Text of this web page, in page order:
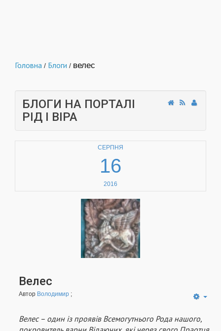
Головна / Блоги / велес
БЛОГИ НА ПОРТАЛІ
РІД І ВІРА
СЕРПНЯ
16
2016
Велес
Автор Володимир ;
Велес – один із проявів Всемогутнього Рода нашого,